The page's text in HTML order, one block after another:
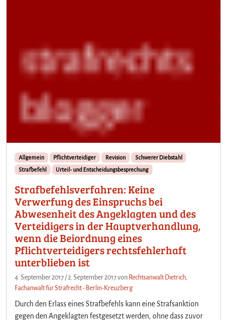
Allgemein Pflichtverteidiger Revision
Schwerer Diebstahl
Strafbefehl
Urteil- und Entscheidungsbesprechung
Strafbefehlsverfahren: Keine
Verwerfung des Einspruchs bei
Abwesenheit des Angeklagten und des
Verteidigers in der Hauptverhandlung,
wenn die Beiordnung eines
Pflichtverteidigers rechtsfehlerhaft
unterblieben ist
4. September 2017 /2. September 2017von Rechtsanwalt Dietrich,
Fachanwalt für Strafrecht - Berlin-Kreuzberg
Durch den Erlass eines Strafbefehls kann eine Strafsanktion
gegen den Angeklagten festgesetzt werden, ohne dass zuvor